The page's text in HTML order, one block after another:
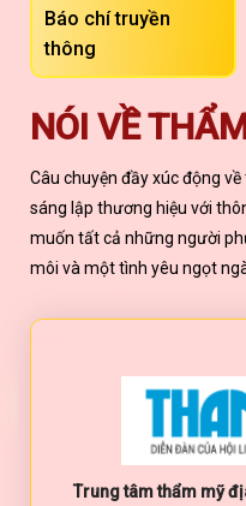
Báo chí truyền
thông
NÓI VỀ
Câu chuyện đầy xúc động
sáng lập thương hiệu với
muốn tất cả những người
môi và một tình yêu ngọt
Trung tâm thẩm mỹ